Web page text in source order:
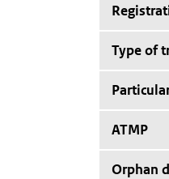
Type of
ATMP
Orphan